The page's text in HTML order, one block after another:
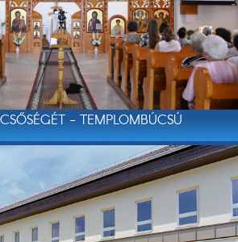
- TEMPLOMBÚCSÚ